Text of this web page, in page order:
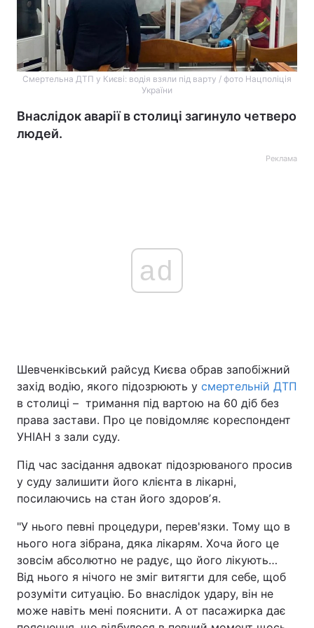
Головна Війна
Україна Політика
Економіка
Спорт Наука
Техно і зв'язок Лайт
Зброя Інциденти
Здоров'я Туризм
Цікавинки Погода
Смертельна ДТП у Києві: водія взяли під варту / фото Нацполіція
України
Внаслідок аварії в столиці загинуло четверо
людей.
Реклама
ad
Шевченківський райсуд Києва обрав запобіжний
захід водію, якого підозрюють у смертельній ДТП
в столиці – тримання під вартою на 60 діб без
права застави. Про це повідомляє кореспондент
УНІАН з зали суду.
Під час засідання адвокат підозрюваного просив
у суду залишити його клієнта в лікарні,
посилаючись на стан його здоровʼя.
"У нього певні процедури, перев'язки. Тому що в
нього нога зібрана, дяка лікарям. Хоча його це
зовсім абсолютно не радує, що його лікують…
Від нього я нічого не зміг витягти для себе, щоб
розуміти ситуацію. Бо внаслідок удару, він не
може навіть мені пояснити. А от пасажирка дає